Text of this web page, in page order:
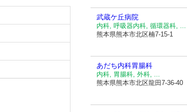
武蔵ケ丘病院
内科, 呼吸器内科, 循環器科, ...
熊本県熊本市北区楠7-15-1
あだち内科胃腸科
内科, 胃腸科, 外科, ...
熊本県熊本市北区龍田7-36-40